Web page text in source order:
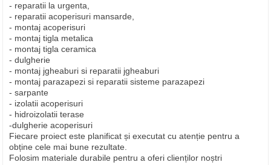
- reparatii la urgenta,
- reparatii acoperisuri mansarde,
- montaj acoperisuri
- montaj tigla metalica
- montaj tigla ceramica
- dulgherie
- montaj jgheaburi si reparatii jgheaburi
- montaj parazapezi si reparatii sisteme parazapezi
- sarpante
- izolatii acoperisuri
- hidroizolatii terase
-dulgherie acoperisuri
Fiecare proiect este planificat și executat cu atenție pentru a
obține cele mai bune rezultate.
Folosim materiale durabile pentru a oferi clienților noștri